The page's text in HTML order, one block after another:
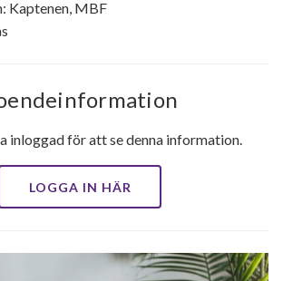
Kaptenen, MBF
inloggad för att se denna information.
LOGGA IN HÄR